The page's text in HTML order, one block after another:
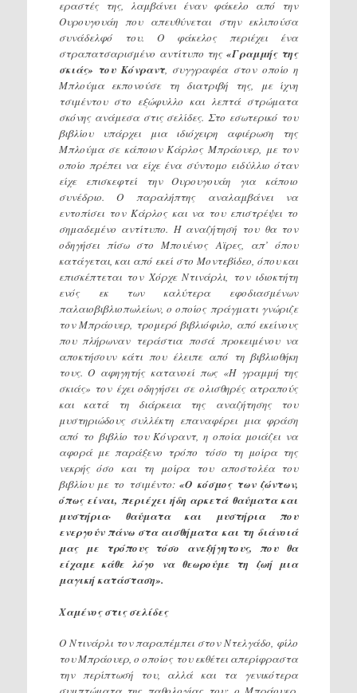
εραστές της, λαμβάνει έναν φάκελο από την
Ουρουγουάη που απευθύνεται στην εκλιπούσα
συνάδελφό του. Ο φάκελος περιέχει ένα
στραπατσαρισμένο αντίτυπο της«Γραμμής της
σκιάς» του Κόνραντ, συγγραφέα στον οποίο η
Μπλούμα εκπονούσε τη διατριβή της, με ίχνη
τσιμέντου στο εξώφυλλο και λεπτά στρώματα
σκόνης ανάμεσα στις σελίδες. Στο εσωτερικό του
βιβλίου υπάρχει μια ιδιόχειρη αφιέρωση της
Μπλούμα σε κάποιον Κάρλος Μπράουερ, με τον
οποίο πρέπει να είχε ένα σύντομο ειδύλλιο όταν
είχε επισκεφτεί την Ουρουγουάη για κάποιο
συνέδριο. Ο παραλήπτης αναλαμβάνει να
εντοπίσει τον Κάρλος και να του επιστρέψει το
σημαδεμένο αντίτυπο. Η αναζήτησή του θα τον
οδηγήσει πίσω στο Μπουένος Αϊρες, απ’ όπου
κατάγεται, και από εκεί στο Μοντεβίδεο, όπου και
επισκέπτεται τον Χόρχε Ντινάρλι, τον ιδιοκτήτη
ενός εκ των καλύτερα εφοδιασμένων
παλαιοβιβλιοπωλείων, ο οποίος πράγματι γνώριζε
τον Μπράουερ, τρομερό βιβλιόφιλο, από εκείνους
που πλήρωναν τεράστια ποσά προκειμένου να
αποκτήσουν κάτι που έλειπε από τη βιβλιοθήκη
τους. Ο αφηγητής κατανοεί πως «Η γραμμή της
σκιάς» τον έχει οδηγήσει σε ολισθηρές ατραπούς
και κατά τη διάρκεια της αναζήτησης του
μυστηριώδους συλλέκτη επαναφέρει μια φράση
από το βιβλίο του Κόνραντ, η οποία μοιάζει να
αφορά με παράξενο τρόπο τόσο τη μοίρα της
νεκρής όσο και τη μοίρα του αποστολέα του
βιβλίου με το τσιμέντο:«Ο κόσμος των ζώντων,
όπως είναι, περιέχει ήδη αρκετά θαύματα και
μυστήρια· θαύματα και μυστήρια που
ενεργούν πάνω στα αισθήματα και τη διάνοιά
μας με τρόπους τόσο ανεξήγητους, που θα
είχαμε κάθε λόγο να θεωρούμε τη ζωή μια
μαγική κατάσταση».
Χαμένος στις σελίδες
Ο Ντινάρλι τον παραπέμπει στον Ντελγάδο, φίλο
του Μπράουερ, ο οποίος του εκθέτει απερίφραστα
την περίπτωσή του, αλλά και τα γενικότερα